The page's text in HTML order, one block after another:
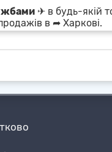
✈ в будь-якій
в ➦ Харкові.